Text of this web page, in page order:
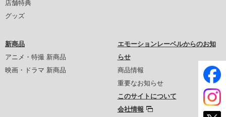
店舗特典
グッズ
新商品
アニメ・特撮 新商品
映画・ドラマ 新商品
エモーションレーベルからのお知
らせ
商品情報
重要なお知らせ
このサイトについて
会社情報